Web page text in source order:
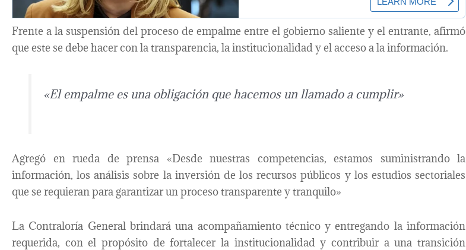
Frente a la suspensión del proceso de empalme entre el gobierno saliente y el entrante, afirmó
que este se debe hacer con la transparencia, la institucionalidad y el acceso a la información.
«El empalme es una obligación que hacemos un llamado a cumplir»
Agregó en rueda de prensa «Desde nuestras competencias, estamos suministrando la
información, los análisis sobre la inversión de los recursos públicos y los estudios sectoriales
que se requieran para garantizar un proceso transparente y tranquilo»
La Contraloría General brindará una acompañamiento técnico y entregando la información
requerida, con el propósito de fortalecer la institucionalidad y contribuir a una transición